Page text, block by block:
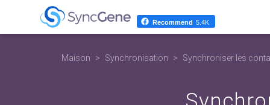
Maison Synchronisation Synchroniser les
Recommend 5.4K